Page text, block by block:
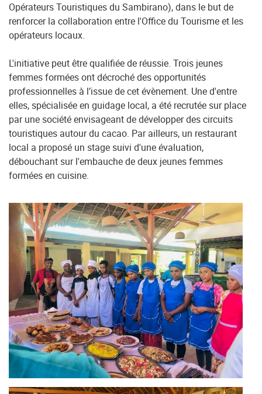
Opérateurs Touristiques du Sambirano), dans le but de
renforcer la collaboration entre l'Office du Tourisme et les
opérateurs locaux.
L'initiative peut être qualifiée de réussie. Trois jeunes
femmes formées ont décroché des opportunités
professionnelles à l’issue de cet évènement. Une d'entre
elles, spécialisée en guidage local, a été recrutée sur place
par une société envisageant de développer des circuits
touristiques autour du cacao. Par ailleurs, un restaurant
local a proposé un stage suivi d'une évaluation,
débouchant sur l'embauche de deux jeunes femmes
formées en cuisine.